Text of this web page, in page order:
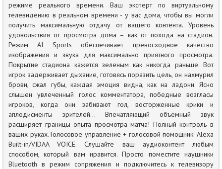
режиме реального времени. Ваш эксперт по виртуальному
телевидению в реальном времени - у вас дома, чтобы вы могли
получить максимальную отдачу от вашего контента. Уровень
удовольствия от просмотра дома – как от похода на стадион.
Режим AI Sports обеспечивает превосходное качество
изображения и звука для максимально приятного просмотра.
Покрытие стадиона кажется зеленым как никогда раньше. Вот
игрок задерживает дыхание, готовясь поразить цель, он нахмурил
брови, сжал губы, каждая эмоция видна, как на ладони. Ясно
слышен увлеченный голос комментатора, победные возгласы
игроков, когда они забивают гол, восторженные крики и
аплодисменты зрителей… Впечатляющий объемный звук
расширяет границы опыта просмотра матча! Полный контроль в
ваших руках. Голосовое управление + голосовой помощник: Alexa
Built-in/VIDAA VOICE. Слушайте ваш аудиоконтент любым
способом, который вам нравится. Просто поместите наушники
Bluetooth в режим сопряжения и подключитесь к телевизору